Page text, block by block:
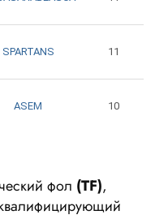
SPARTANS 11
ASEM 10
фол (ТF),